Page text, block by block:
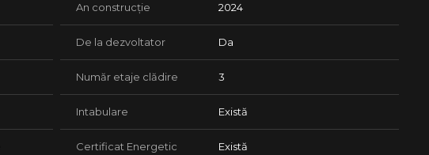
An construcție 2024
De la dezvoltator Da
Număr etaje clădire 3
Intabulare Există
Certificat Energetic Există